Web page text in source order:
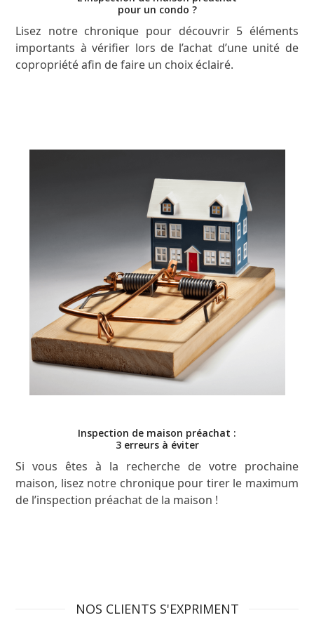
pour un condo ?
Lisez notre chronique pour découvrir 5 éléments
importants à vérifier lors de l’achat d’une unité de
copropriété afin de faire un choix éclairé.
Inspection de maison préachat :
3 erreurs à éviter
Si vous êtes à la recherche de votre prochaine
maison, lisez notre chronique pour tirer le maximum
de l’inspection préachat de la maison !
NOS CLIENTS S'EXPRIMENT